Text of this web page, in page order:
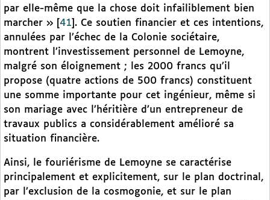
par elle-même que la chose doit infailiblement bien
marcher »
41 . Ce soutien financier et ces intentions,
annulées par l’échec de la Colonie sociétaire,
montrent l’investissement personnel de Lemoyne,
malgré son éloignement ; les 2000 francs qu’il
propose (quatre actions de 500 francs) constituent
une somme importante pour cet ingénieur, même si
son mariage avec l’héritière d’un entrepreneur de
travaux publics a considérablement amélioré sa
situation financière.
Ainsi, le fouriérisme de Lemoyne se caractérise
principalement et explicitement, sur le plan doctrinal,
par l’exclusion de la cosmogonie, et sur le plan